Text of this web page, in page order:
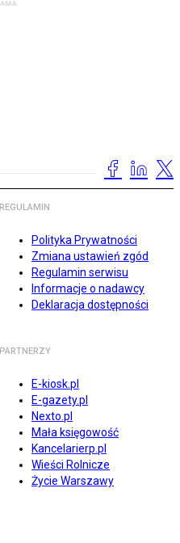
REGULAMIN
Polityka Prywatności
Zmiana ustawień zgód
Regulamin serwisu
Informacje o nadawcy
Deklaracja dostępności
PARTNERZY
E-kiosk.pl
E-gazety.pl
Nexto.pl
Mała księgowość
Kancelarierp.pl
Wieści Rolnicze
Życie Warszawy